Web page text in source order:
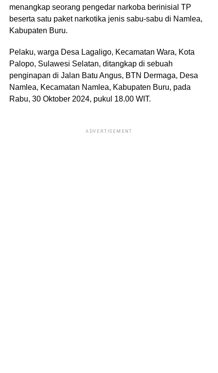
menangkap seorang pengedar narkoba berinisial TP
beserta satu paket narkotika jenis sabu-sabu di Namlea,
Kabupaten Buru.
Pelaku, warga Desa Lagaligo, Kecamatan Wara, Kota
Palopo, Sulawesi Selatan, ditangkap di sebuah
penginapan di Jalan Batu Angus, BTN Dermaga, Desa
Namlea, Kecamatan Namlea, Kabupaten Buru, pada
Rabu, 30 Oktober 2024, pukul 18.00 WIT.
ADVERTISEMENT